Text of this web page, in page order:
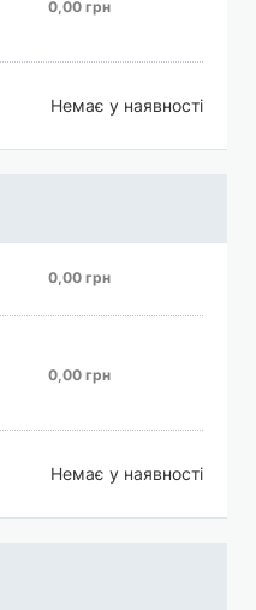
0,00 грн
Немає у наявності
0,00 грн
0,00 грн
Немає у наявності